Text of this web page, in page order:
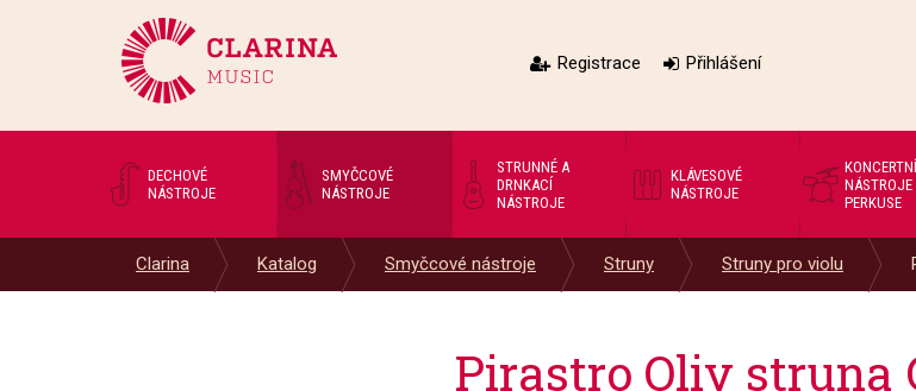
Registrace Přihlášení
DECHOVÉ
NÁSTROJE
SMYČCOVÉ
NÁSTROJE
STRUNNÉ A
DRNKACÍ
NÁSTROJE
KLÁVESOVÉ
NÁSTROJE
NÁSTROJE
PERKUSE
Clarina Katalog Smyčcové nástroje Struny Struny pro violu
Pirastro Oliv struna